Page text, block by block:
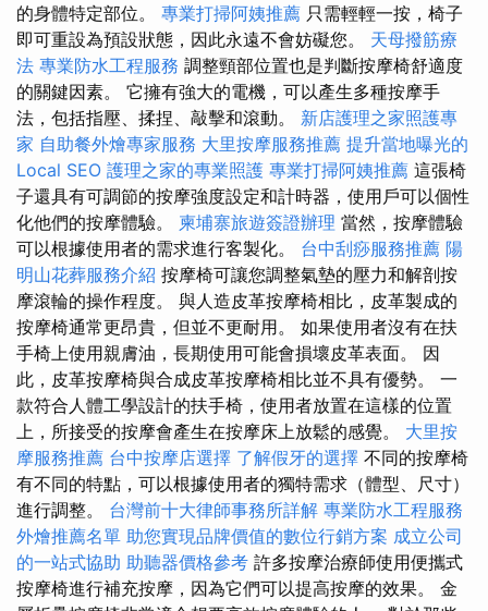
的身體特定部位。 專業打掃阿姨推薦 只需輕輕一按，椅子
即可重設為預設狀態，因此永遠不會妨礙您。 天母撥筋療
法 專業防水工程服務 調整頸部位置也是判斷按摩椅舒適度
的關鍵因素。 它擁有強大的電機，可以產生多種按摩手
法，包括指壓、揉捏、敲擊和滾動。 新店護理之家照護專
家 自助餐外燴專家服務 大里按摩服務推薦 提升當地曝光的
Local SEO 護理之家的專業照護 專業打掃阿姨推薦 這張椅
子還具有可調節的按摩強度設定和計時器，使用戶可以個性
化他們的按摩體驗。 柬埔寨旅遊簽證辦理 當然，按摩體驗
可以根據使用者的需求進行客製化。 台中刮痧服務推薦 陽
明山花葬服務介紹 按摩椅可讓您調整氣墊的壓力和解剖按
摩滾輪的操作程度。 與人造皮革按摩椅相比，皮革製成的
按摩椅通常更昂貴，但並不更耐用。 如果使用者沒有在扶
手椅上使用親膚油，長期使用可能會損壞皮革表面。 因
此，皮革按摩椅與合成皮革按摩椅相比並不具有優勢。 一
款符合人體工學設計的扶手椅，使用者放置在這樣的位置
上，所接受的按摩會產生在按摩床上放鬆的感覺。 大里按
摩服務推薦 台中按摩店選擇 了解假牙的選擇 不同的按摩椅
有不同的特點，可以根據使用者的獨特需求（體型、尺寸）
進行調整。 台灣前十大律師事務所詳解 專業防水工程服務
外燴推薦名單 助您實現品牌價值的數位行銷方案 成立公司
的一站式協助 助聽器價格參考 許多按摩治療師使用便攜式
按摩椅進行補充按摩，因為它們可以提高按摩的效果。 金